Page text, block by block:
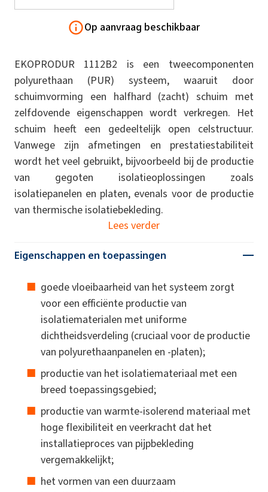
Op aanvraag beschikbaar
EKOPRODUR 1112B2 is een tweecomponenten
polyurethaan (PUR) systeem, waaruit door
schuimvorming een halfhard (zacht) schuim met
zelfdovende eigenschappen wordt verkregen. Het
schuim heeft een gedeeltelijk open celstructuur.
Vanwege zijn afmetingen en prestatiestabiliteit
wordt het veel gebruikt, bijvoorbeeld bij de productie
van gegoten isolatieoplossingen zoals
isolatiepanelen en platen, evenals voor de productie
van thermische isolatiebekleding.
Lees verder
Eigenschappen en toepassingen
goede vloeibaarheid van het systeem zorgt
voor een efficiënte productie van
isolatiematerialen met uniforme
dichtheidsverdeling (cruciaal voor de productie
van polyurethaanpanelen en -platen);
productie van het isolatiemateriaal met een
breed toepassingsgebied;
productie van warmte-isolerend materiaal met
hoge flexibiliteit en veerkracht dat het
installatieproces van pijpbekleding
vergemakkelijkt;
het vormen van een duurzaam